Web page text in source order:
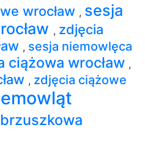
wrocław , sesja
, zdjęcia
, sesja niemowlęca
ciążowa wrocław ,
, zdjęcia ciążowe